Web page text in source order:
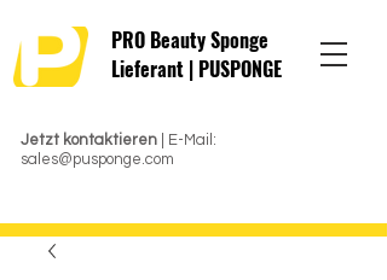
Jetzt kontaktieren | E-Mail:
sales@pusponge.com
PRO Beauty Sponge
Lieferant | PUSPONGE